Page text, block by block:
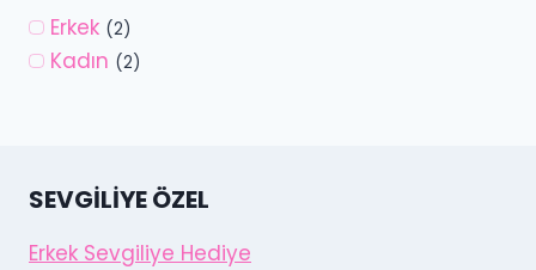
Erkek (2)
Kadın (2)
SEVGILIYE ÖZEL
Erkek Sevgiliye Hediye